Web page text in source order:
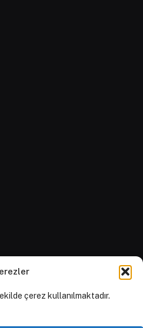
çerez kullanılmaktadır.